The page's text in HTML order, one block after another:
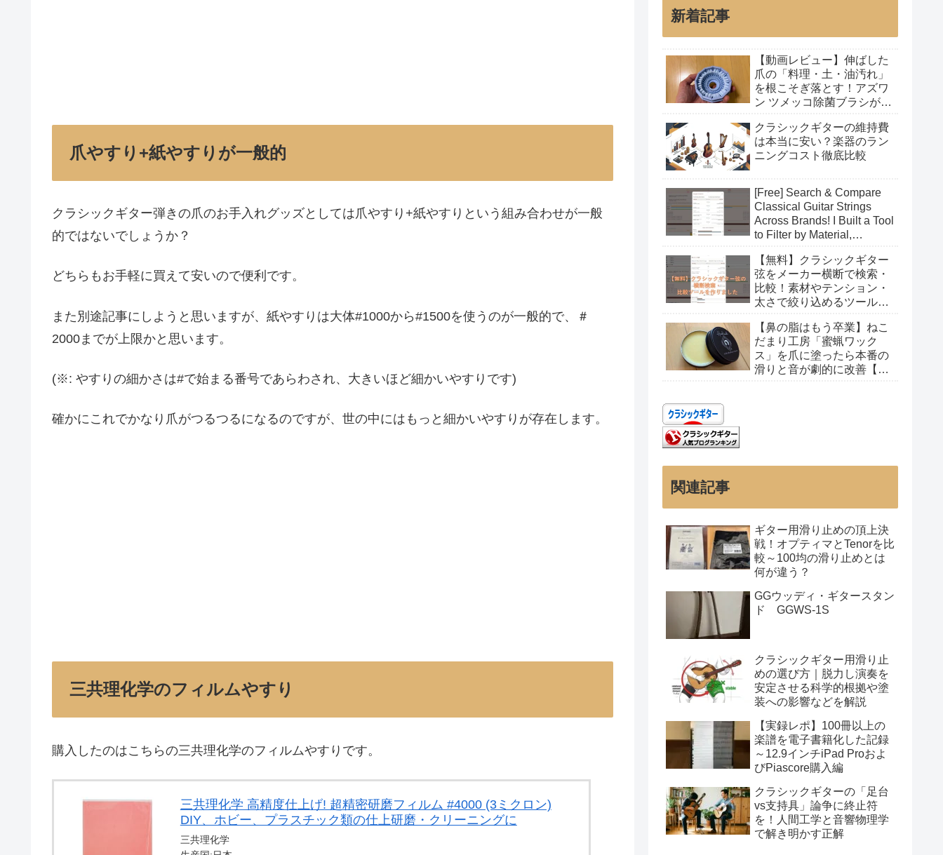
爪やすり+紙やすりが一般的
クラシックギター弾きの爪のお手入れグッズとしては爪やすり+紙やすりという組み合わせが一般
的ではないでしょうか？
どちらもお手軽に買えて安いので便利です。
また別途記事にしようと思いますが、紙やすりは大体#1000から#1500を使うのが一般的で、＃
2000までが上限かと思います。
(※: やすりの細かさは#で始まる番号であらわされ、大きいほど細かいやすりです)
確かにこれでかなり爪がつるつるになるのですが、世の中にはもっと細かいやすりが存在します。
三共理化学のフィルムやすり
購入したのはこちらの三共理化学のフィルムやすりです。
三共理化学 高精度仕上げ! 超精密研磨フィルム #4000 (3ミクロン)
DIY、ホビー、プラスチック類の仕上研磨・クリーニングに
三共理化学
新着記事
【動画レビュー】伸ばした
爪の「料理・土・油汚れ」
を根こそぎ落とす！アズワ
ン ツメッコ除菌ブラシが凄
クラシックギターの維持費
は本当に安い？楽器のラン
ニングコスト徹底比較
[Free] Search & Compare
Classical Guitar Strings
Across Brands! I Built a Tool
to Filter by Material,
【無料】クラシックギター
弦をメーカー横断で検索・
比較！素材やテンション・
太さで絞り込めるツールを
【鼻の脂はもう卒業】ねこ
だまり工房「蜜蝋ワック
ス」を爪に塗ったら本番の
滑りと音が劇的に改善【レ
関連記事
ギター用滑り止めの頂上決
戦！オプティマとTenorを比
較～100均の滑り止めとは
何が違う？
GGウッディ・ギタースタン
ド GGWS-1S
クラシックギター用滑り止
めの選び方｜脱力し演奏を
安定させる科学的根拠や塗
装への影響などを解説
【実録レポ】100冊以上の
楽譜を電子書籍化した記録
～12.9インチiPad Proおよ
びPiascore購入編
クラシックギターの「足台
vs支持具」論争に終止符
を！人間工学と音響物理学
で解き明かす正解